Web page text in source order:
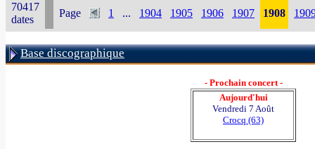
70417
dates
Page 1 ... 1904 1905 1906 1907 1908
Base discographique
- Prochain concert -
Aujourd'hui
Vendredi 7 Août
Crocq (63)